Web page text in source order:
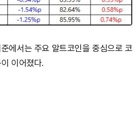
에서는 주요 알트코인을 중심으로 코
이어졌다.